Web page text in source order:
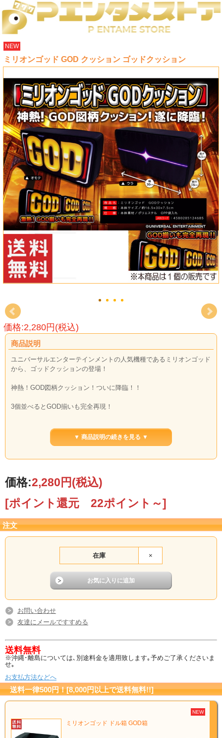
NEW
ミリオンゴッド GOD クッション ゴッドクッション
価格:2,280円(税込)
商品説明
ユニバーサルエンターテインメントの人気機種であるミリオンゴッド
から、ゴッドクッションの登場！
神熱！GOD図柄クッション！ついに降臨！！
3個並べるとGOD揃いも完全再現！
ファンにはたまらないGODクッションです！
■素材：ポリエステル
▼ 商品説明の続きを見る ▼
価格:2,280円(税込)
[ポイント還元 22ポイント～]
注文
在庫 ×
お問い合わせ
友達にメールですすめる
送料無料
※沖縄･離島については､別途料金を適用致します｡予めご了承くださいま
せ｡
お支払方法などへ
送料一律500円！[8,000円以上で送料無料!!]
NEW
ミリオンゴッド ドル箱 GOD箱